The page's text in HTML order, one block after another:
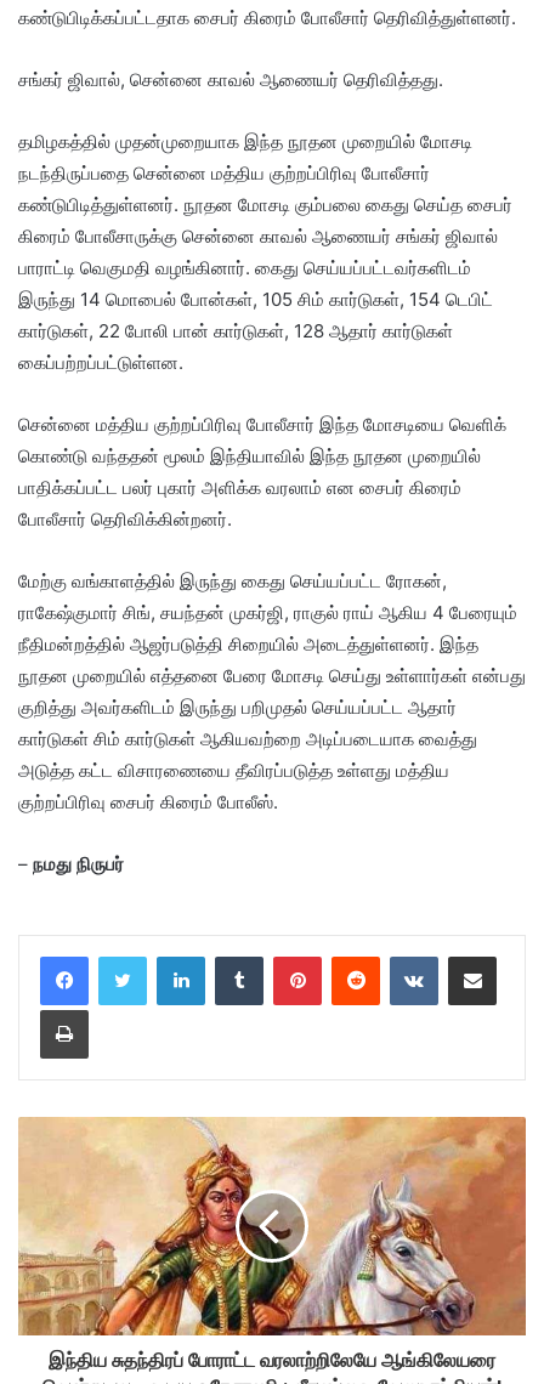
கண்டுபிடிக்கப்பட்டதாக சைபர் கிரைம் போலீசார் தெரிவித்துள்ளனர்.
சங்கர் ஜிவால், சென்னை காவல் ஆணையர் தெரிவித்தது.
தமிழகத்தில் முதன்முறையாக இந்த நூதன முறையில் மோசடி
நடந்திருப்பதை சென்னை மத்திய குற்றப்பிரிவு போலீசார்
கண்டுபிடித்துள்ளனர். நூதன மோசடி கும்பலை கைது செய்த சைபர்
கிரைம் போலீசாருக்கு சென்னை காவல் ஆணையர் சங்கர் ஜிவால்
பாராட்டி வெகுமதி வழங்கினார். கைது செய்யப்பட்டவர்களிடம்
இருந்து 14 மொபைல் போன்கள், 105 சிம் கார்டுகள், 154 டெபிட்
கார்டுகள், 22 போலி பான் கார்டுகள், 128 ஆதார் கார்டுகள்
கைப்பற்றப்பட்டுள்ளன.
சென்னை மத்திய குற்றப்பிரிவு போலீசார் இந்த மோசடியை வெளிக்
கொண்டு வந்ததன் மூலம் இந்தியாவில் இந்த நூதன முறையில்
பாதிக்கப்பட்ட பலர் புகார் அளிக்க வரலாம் என சைபர் கிரைம்
போலீசார் தெரிவிக்கின்றனர்.
மேற்கு வங்காளத்தில் இருந்து கைது செய்யப்பட்ட ரோகன்,
ராகேஷ்குமார் சிங், சயந்தன் முகர்ஜி, ராகுல் ராய் ஆகிய 4 பேரையும்
நீதிமன்றத்தில் ஆஜர்படுத்தி சிறையில் அடைத்துள்ளனர். இந்த
நூதன முறையில் எத்தனை பேரை மோசடி செய்து உள்ளார்கள் என்பது
குறித்து அவர்களிடம் இருந்து பறிமுதல் செய்யப்பட்ட ஆதார்
கார்டுகள் சிம் கார்டுகள் ஆகியவற்றை அடிப்படையாக வைத்து
அடுத்த கட்ட விசாரணையை தீவிரப்படுத்த உள்ளது மத்திய
குற்றப்பிரிவு சைபர் கிரைம் போலீஸ்.
– நமது நிருபர்
LinkedInTumblr PinterestReddit VKontakteShare via Email
Print
இந்திய சுதந்திரப் போராட்ட வரலாற்றிலேயே ஆங்கிலேயரை